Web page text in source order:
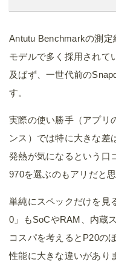
Antutu Benchmarkの測
モデルで多く採用されて
及ばず、一世代前の
す。
実際の使い勝手（アプリ
ンス）では特に大きな差
発熱が気になるという口
970を選ぶのもアリだと思
単純にスペックだけを見
0」もSoCやRAM、内蔵
コスパを考えるとP20の
性能に大きな違いがあり